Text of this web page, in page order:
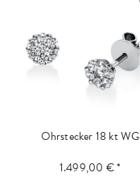
Ohrstecker 18 kt WG
1.499,00 € *